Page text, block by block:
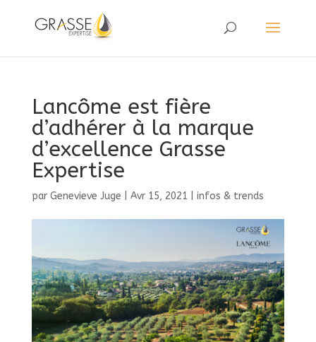
Lancôme est fière
d’adhérer à la marque
d’excellence Grasse
Expertise
par Genevieve Juge Avr 15, 2021 infos & trends